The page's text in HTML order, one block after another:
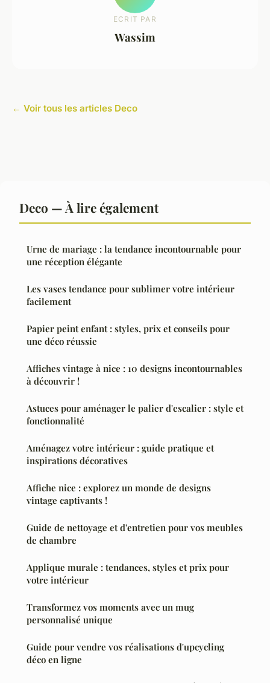
ECRIT PAR
Wassim
← Voir tous les articles Deco
Deco — À lire également
Urne de mariage : la tendance incontournable pour
une réception élégante
Les vases tendance pour sublimer votre intérieur
facilement
Papier peint enfant : styles, prix et conseils pour
une déco réussie
Affiches vintage à nice : 10 designs incontournables
à découvrir !
Astuces pour aménager le palier d'escalier : style et
fonctionnalité
Aménagez votre intérieur : guide pratique et
inspirations décoratives
Affiche nice : explorez un monde de designs
vintage captivants !
Guide de nettoyage et d'entretien pour vos meubles
de chambre
Applique murale : tendances, styles et prix pour
votre intérieur
Transformez vos moments avec un mug
personnalisé unique
Guide pour vendre vos réalisations d'upcycling
déco en ligne